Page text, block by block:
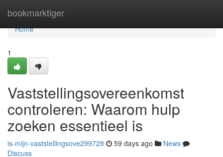
bookmarktiger
Home
Home
1
Vaststellingsovereenkomst
controleren: Waarom hulp
zoeken essentieel is
is-mijn-vaststellingsove299728 59 days ago
News
Discuss